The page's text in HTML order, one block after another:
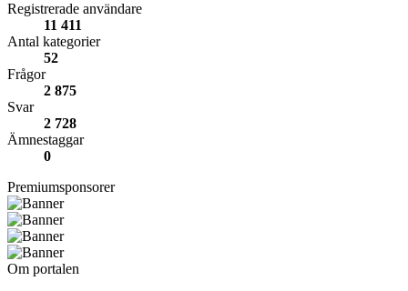
Registrerade användare
11 411
Antal kategorier
52
Frågor
2 875
Svar
2 728
Ämnestaggar
0
Premiumsponsorer
Om portalen